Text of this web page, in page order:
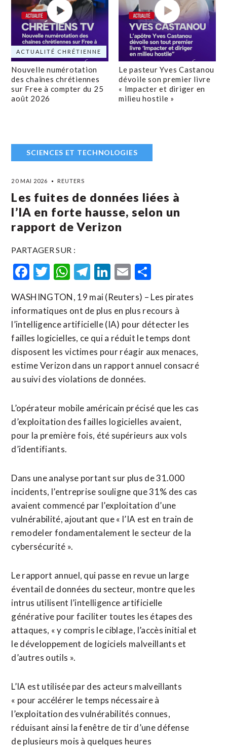
ACTUALITÉ CHRÉTIENNE
Nouvelle numérotation
des chaînes chrétiennes
sur Free à compter du 25
août 2026
Le pasteur Yves Castanou
dévoile son premier livre
« Impacter et diriger en
milieu hostile »
SCIENCES ET TECHNOLOGIES
20 MAI 2026 REUTERS
Les fuites de données liées à
l’IA en forte hausse, selon un
rapport de Verizon
PARTAGER SUR :
Facebook
Twitter
WhatsApp
Telegram
LinkedIn
Email
WASHINGTON, 19 mai (Reuters) – Les pirates
informatiques ont de plus en plus recours à
l’intelligence artificielle (IA) pour détecter les
failles logicielles, ce qui a réduit le temps dont
disposent les victimes pour réagir aux menaces,
estime Verizon ​dans un ‌rapport annuel consacré
au suivi des ​violations de données.
L’opérateur ⁠mobile américain précisé que les cas
d’exploitation des ‌failles logicielles avaient,
‌pour la première fois, été supérieurs aux vols
d’identifiants.
Dans une analyse portant sur plus de 31.000
incidents, l’entreprise souligne que 31% des ​cas
avaient commencé par l’exploitation d’une
vulnérabilité, ajoutant que « l’IA est en train de
remodeler fondamentalement le secteur de la
cybersécurité ».
Le rapport annuel, qui passe en revue un large
éventail de données du secteur, montre que les
intrus utilisent l’intelligence ⁠artificielle
générative pour faciliter toutes les étapes des
attaques, « y compris le ciblage, ⁠l’accès initial et
le développement de logiciels malveillants et
d’autres outils ».
L’IA est utilisée par des acteurs malveillants
« pour accélérer le temps nécessaire à
l’exploitation des vulnérabilités connues,
réduisant ainsi la fenêtre de tir d’une défense
de plusieurs ⁠mois ‌à quelques heures